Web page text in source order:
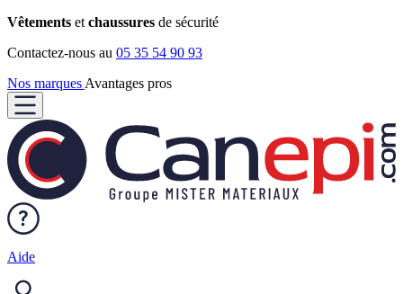
Vêtements et chaussures de sécurité
Contactez-nous au 05 35 54 90 93
Nos marques Avantages pros
Aide